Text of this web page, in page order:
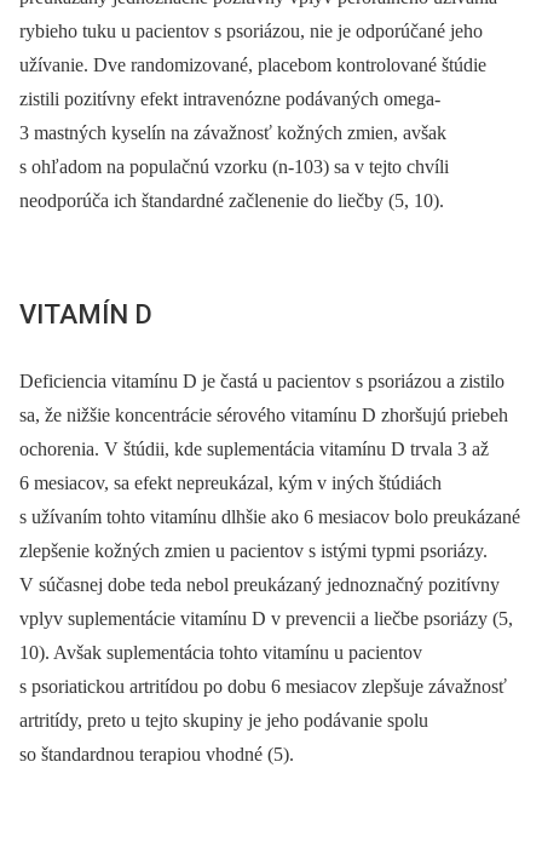
rybieho tuku u pacientov s psoriázou, nie je odporúčané jeho
užívanie. Dve randomizované, placebom kontrolované štúdie
zistili pozitívny efekt intravenózne podávaných omega-
3 mastných kyselín na závažnosť kožných zmien, avšak
s ohľadom na populačnú vzorku (n-103) sa v tejto chvíli
neodporúča ich štandardné začlenenie do liečby (5, 10).
VITAMÍN D
Deficiencia vitamínu D je častá u pacientov s psoriázou a zistilo
sa, že nižšie koncentrácie sérového vitamínu D zhoršujú priebeh
ochorenia. V štúdii, kde suplementácia vitamínu D trvala 3 až
6 mesiacov, sa efekt nepreukázal, kým v iných štúdiách
s užívaním tohto vitamínu dlhšie ako 6 mesiacov bolo preukázané
zlepšenie kožných zmien u pacientov s istými typmi psoriázy.
V súčasnej dobe teda nebol preukázaný jednoznačný pozitívny
vplyv suplementácie vitamínu D v prevencii a liečbe psoriázy (5,
10). Avšak suplementácia tohto vitamínu u pacientov
s psoriatickou artritídou po dobu 6 mesiacov zlepšuje závažnosť
artritídy, preto u tejto skupiny je jeho podávanie spolu
so štandardnou terapiou vhodné (5).